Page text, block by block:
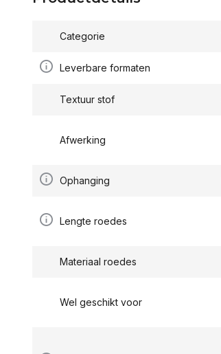
Categorie
Leverbare formaten
Textuur stof
Afwerking
Ophanging
Lengte roedes
Materiaal roedes
Wel geschikt voor